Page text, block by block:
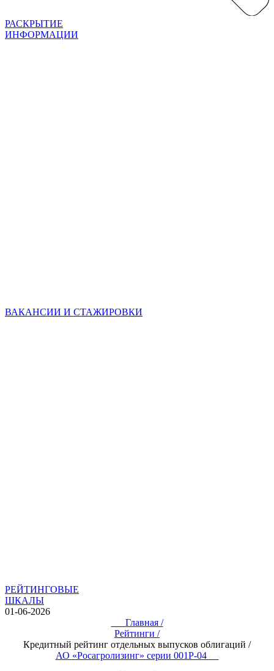
РАСКРЫТИЕ
ИНФОРМАЦИИ
ВАКАНСИИ И СТАЖИРОВКИ
РЕЙТИНГОВЫЕ
ШКАЛЫ
01-06-2026
Главная /
Рейтинги /
Кредитный рейтинг отдельных выпусков облигаций /
АО «Росагролизинг» серии 001Р-04